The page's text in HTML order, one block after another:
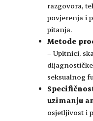
razgovora,
povjerenja i
pitanja.
Metode
– Upitnici,
seksualnog
uzimanju
osjetljivost i